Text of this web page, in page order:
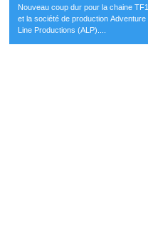
Nouveau coup dur pour la chaine TF1
et la société de production Adventure
Line Productions (ALP)....